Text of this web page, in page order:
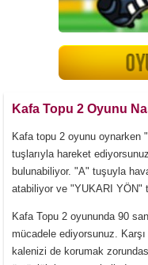
Kafa Topu 2 Oyunu
Kafa topu 2 oyunu oynarken
tuşlarıyla hareket
bulunabiliyor. "A" tuşuyla
atabiliyor ve "YUKARI YÖN"
Kafa Topu 2 oyununda 90
mücadele ediyorsunuz.
kalenizi de korumak